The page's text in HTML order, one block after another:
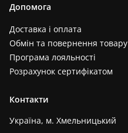
Допомога
Доставка і оплата
Обмін та повернення товару
Програма лояльності
Розрахунок сертифікатом
Контакти
Україна, м. Хмельницький